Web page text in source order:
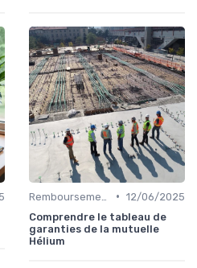
• 12/06/2025
Comprendre le tableau de
garanties de la mutuelle
Hélium